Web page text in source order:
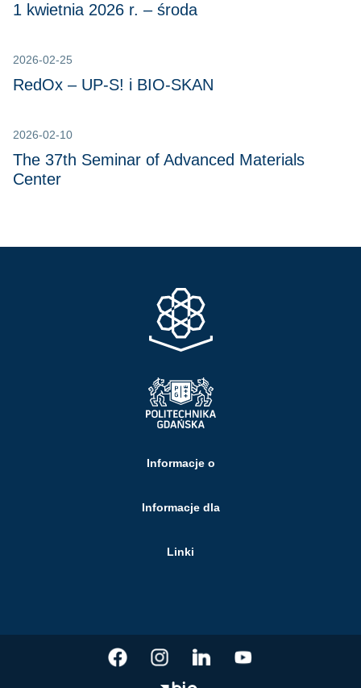
1 kwietnia 2026 r. – środa
2026-02-25
RedOx – UP-S! i BIO-SKAN
2026-02-10
The 37th Seminar of Advanced Materials
Center
Informacje o
Informacje dla
Linki